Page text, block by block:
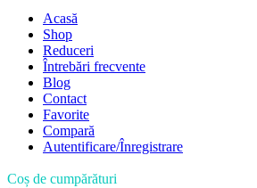
Acasă
Shop
Reduceri
Întrebări frecvente
Blog
Contact
Favorite
Compară
Autentificare/Înregistrare
Coș de cumpărături